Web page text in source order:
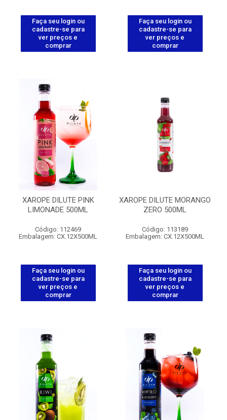
Faça seu login ou
cadastre-se para
ver preços e
comprar
Faça seu login ou
cadastre-se para
ver preços e
comprar
XAROPE DILUTE PINK
LIMONADE 500ML
Código: 112469
Embalagem: CX.12X500ML
Faça seu login ou
cadastre-se para
ver preços e
comprar
XAROPE DILUTE MORANGO
ZERO 500ML
Código: 113189
Embalagem: CX.12X500ML
Faça seu login ou
cadastre-se para
ver preços e
comprar